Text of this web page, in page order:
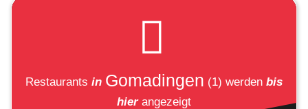
Restaurants in Gomadingen (1) werden bis
hierangezeigt